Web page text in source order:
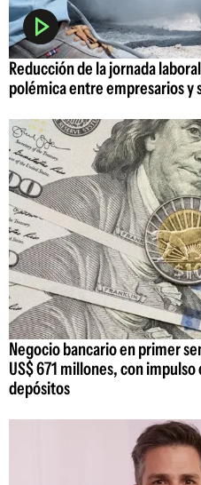
Reducción de la jornada
polémica entre empresarios y
Negocio bancario en primer
US$ 671 millones, con
depósitos